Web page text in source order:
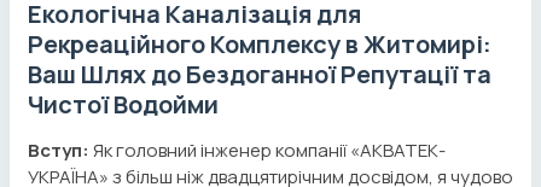
Екологічна Каналізація для
Рекреаційного Комплексу в Житомирі:
Ваш Шлях до Бездоганної Репутації та
Чистої Водойми
Вступ: Як головний інженер компанії «АКВАТЕК-
УКРАЇНА» з більш ніж двадцятирічним досвідом, я чудово